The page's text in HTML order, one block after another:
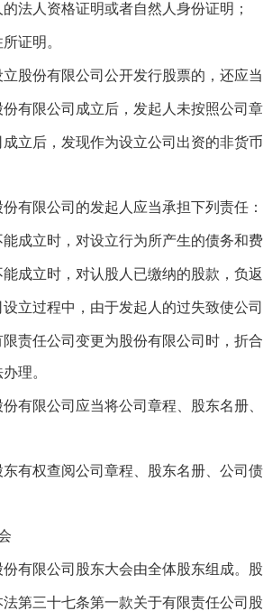
法人资格证明或者自然人身份证明；
证明。
股份有限公司公开发行股票的，还应
有限公司成立后，发起人未按照公司
立后，发现作为设立公司出资的非货
有限公司的发起人应当承担下列责任：
成立时，对设立行为所产生的债务和
成立时，对认股人已缴纳的股款，负
立过程中，由于发起人的过失致使公
责任公司变更为股份有限公司时，折
理。
有限公司应当将公司章程、股东名册
有权查阅公司章程、股东名册、公司
有限公司股东大会由全体股东组成。
第三十七条第一款关于有限责任公司